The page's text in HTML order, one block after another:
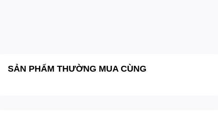
SẢN PHẨM THƯỜNG MUA CÙNG